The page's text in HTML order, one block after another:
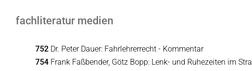
fachliteratur medien
752 Dr. Peter Dauer: Fahrlehrerrecht - Kommentar
754 Frank Faßbender, Götz Bopp: Lenk- und Ruhezeiten im